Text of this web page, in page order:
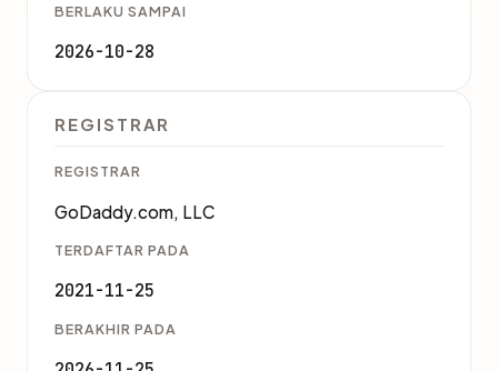
BERLAKU SAMPAI
2026-10-28
REGISTRAR
REGISTRAR
GoDaddy.com, LLC
TERDAFTAR PADA
2021-11-25
BERAKHIR PADA